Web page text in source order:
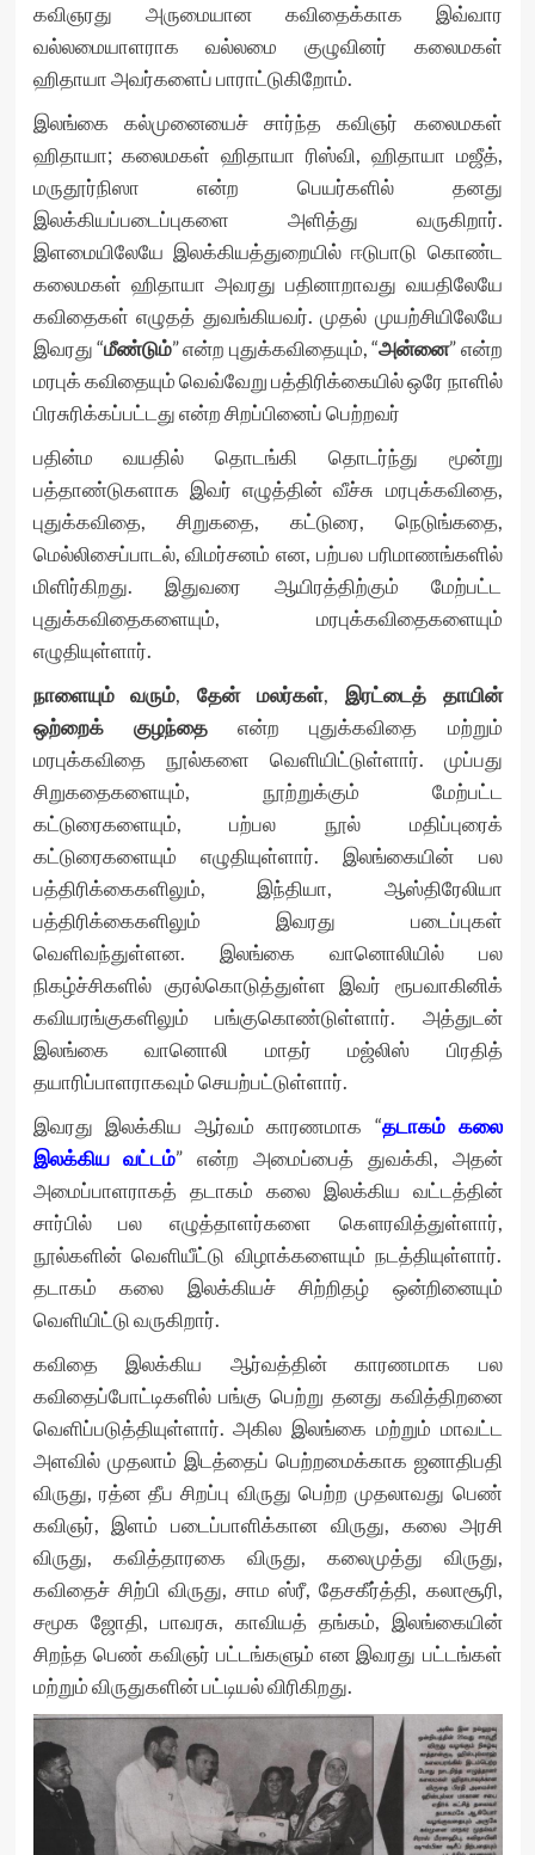
கவிஞரது அருமையான கவிதைக்காக இவ்வார
வல்லமையாளராக வல்லமை குழுவினர் கலைமகள்
ஹிதாயா அவர்களைப் பாராட்டுகிறோம்.
இலங்கை கல்முனையைச் சார்ந்த கவிஞர் கலைமகள்
ஹிதாயா; கலைமகள் ஹிதாயா ரிஸ்வி, ஹிதாயா மஜீத்,
மருதூர்நிஸா என்ற பெயர்களில் தனது
இலக்கியப்படைப்புகளை அளித்து வருகிறார்.
இளமையிலேயே இலக்கியத்துறையில் ஈடுபாடு கொண்ட
கலைமகள் ஹிதாயா அவரது பதினாறாவது வயதிலேயே
கவிதைகள் எழுதத் துவங்கியவர். முதல் முயற்சியிலேயே
இவரது “மீண்டும்” என்ற புதுக்கவிதையும், “அன்னை” என்ற
மரபுக் கவிதையும் வெவ்வேறு பத்திரிக்கையில் ஒரே நாளில்
பிரசுரிக்கப்பட்டது என்ற சிறப்பினைப் பெற்றவர்
பதின்ம வயதில் தொடங்கி தொடர்ந்து மூன்று
பத்தாண்டுகளாக இவர் எழுத்தின் வீச்சு மரபுக்கவிதை,
புதுக்கவிதை, சிறுகதை, கட்டுரை, நெடுங்கதை,
மெல்லிசைப்பாடல், விமர்சனம் என, பற்பல பரிமாணங்களில்
மிளிர்கிறது. இதுவரை ஆயிரத்திற்கும் மேற்பட்ட
புதுக்கவிதைகளையும், மரபுக்கவிதைகளையும்
எழுதியுள்ளார்.
நாளையும் வரும்,தேன் மலர்கள், இரட்டைத் தாயின்
ஒற்றைக் குழந்தைஎன்ற புதுக்கவிதை மற்றும்
மரபுக்கவிதை நூல்களை வெளியிட்டுள்ளார். முப்பது
சிறுகதைகளையும், நூற்றுக்கும் மேற்பட்ட
கட்டுரைகளையும், பற்பல நூல் மதிப்புரைக்
கட்டுரைகளையும் எழுதியுள்ளார். இலங்கையின் பல
பத்திரிக்கைகளிலும், இந்தியா, ஆஸ்திரேலியா
பத்திரிக்கைகளிலும் இவரது படைப்புகள்
வெளிவந்துள்ளன. இலங்கை வானொலியில் பல
நிகழ்ச்சிகளில் குரல்கொடுத்துள்ள இவர் ரூபவாகினிக்
கவியரங்குகளிலும் பங்குகொண்டுள்ளார். அத்துடன்
இலங்கை வானொலி மாதர் மஜ்லிஸ் பிரதித்
தயாரிப்பாளராகவும் செயற்பட்டுள்ளார்.
இவரது இலக்கிய ஆர்வம் காரணமாக “தடாகம் கலை
இலக்கிய வட்டம்” என்ற அமைப்பைத் துவக்கி, அதன்
அமைப்பாளராகத் தடாகம் கலை இலக்கிய வட்டத்தின்
சார்பில் பல எழுத்தாளர்களை கௌரவித்துள்ளார்,
நூல்களின் வெளியீட்டு விழாக்களையும் நடத்தியுள்ளார்.
தடாகம் கலை இலக்கியச் சிற்றிதழ் ஒன்றினையும்
வெளியிட்டு வருகிறார்.
கவிதை இலக்கிய ஆர்வத்தின் காரணமாக பல
கவிதைப்போட்டிகளில் பங்கு பெற்று தனது கவித்திறனை
வெளிப்படுத்தியுள்ளார். அகில இலங்கை மற்றும் மாவட்ட
அளவில் முதலாம் இடத்தைப் பெற்றமைக்காக ஜனாதிபதி
விருது, ரத்ன தீப சிறப்பு விருது பெற்ற முதலாவது பெண்
கவிஞர், இளம் படைப்பாளிக்கான விருது, கலை அரசி
விருது, கவித்தாரகை விருது, கலைமுத்து விருது,
கவிதைச் சிற்பி விருது, சாம ஸ்ரீ, தேசகீர்த்தி, கலாசூரி,
சமூக ஜோதி, பாவரசு, காவியத் தங்கம், இலங்கையின்
சிறந்த பெண் கவிஞர் பட்டங்களும் என இவரது பட்டங்கள்
மற்றும் விருதுகளின் பட்டியல் விரிகிறது.